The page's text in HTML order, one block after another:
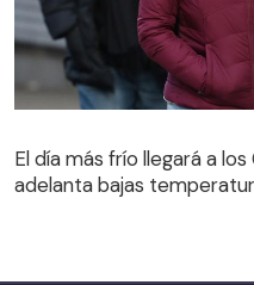
adelanta bajas
El día más frío llegará a
adelanta bajas